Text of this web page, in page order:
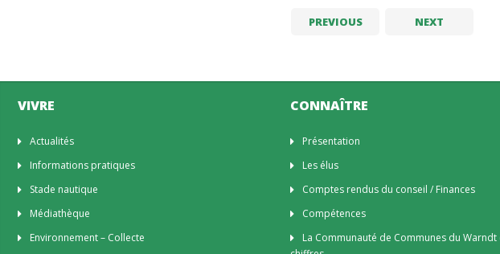
PREVIOUS NEXT
VIVRE
Actualités
Informations pratiques
Stade nautique
Médiathèque
Environnement – Collecte
CONNAÎTRE
Présentation
Les élus
Comptes rendus du conseil / Finances
Compétences
La Communauté de Communes du Warndt